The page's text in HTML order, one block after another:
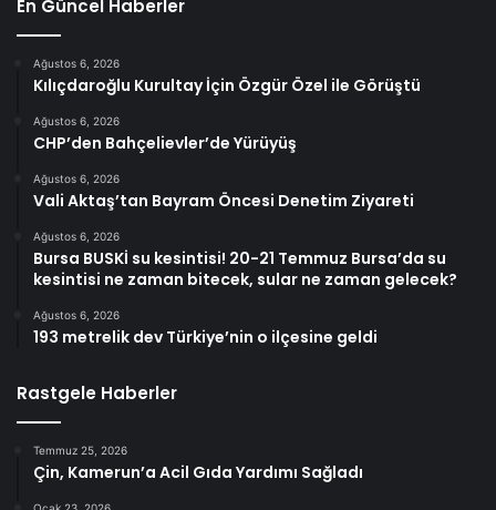
En Güncel Haberler
Ağustos 6, 2026
Kılıçdaroğlu Kurultay İçin Özgür Özel ile Görüştü
Ağustos 6, 2026
CHP’den Bahçelievler’de Yürüyüş
Ağustos 6, 2026
Vali Aktaş’tan Bayram Öncesi Denetim Ziyareti
Ağustos 6, 2026
Bursa BUSKİ su kesintisi! 20-21 Temmuz Bursa’da su
kesintisi ne zaman bitecek, sular ne zaman gelecek?
Ağustos 6, 2026
193 metrelik dev Türkiye’nin o ilçesine geldi
Rastgele Haberler
Temmuz 25, 2026
Çin, Kamerun’a Acil Gıda Yardımı Sağladı
Ocak 23, 2026